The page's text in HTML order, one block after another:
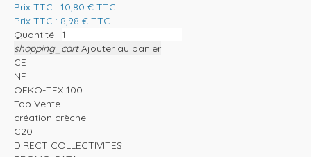
Prix TTC : 10,80 € TTC
Prix TTC : 8,98 € TTC
Quantité :
shopping_cart Ajouter au panier
CE
NF
OEKO-TEX 100
Top Vente
création crèche
C20
DIRECT COLLECTIVITES